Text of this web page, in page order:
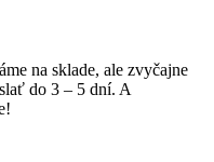
na sklade, ale zvyčajne
do 3 – 5 dní. A